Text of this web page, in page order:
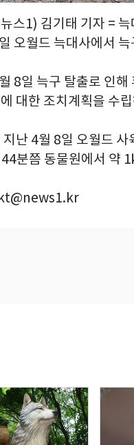
스1) 김기태 기자 =
오월드 늑대사에서
8일 늑구 탈출로 인
대한 조치계획을 수
지난 4월 8일 오월드
분쯤 동물원에서 약